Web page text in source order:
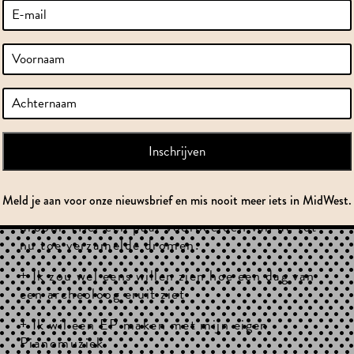
weken onderweg in Amsterdam West. En wat
zijn er al veel mooie en uiteenlopende
dromen gevangen. Jongeren worden
geprikkeld om over hun wensen in de
toekomst na te denken en toch in deze lastige
tijd even de fantasie de vrije loop te laten.
Dit lukt al aardig. Er zijn enerzijds jongeren
die aangeven dat zij druk bezig zijn met hun
studie en daarna pas kunnen dromen. En
anderzijds jongeren die in geur en kleur
kunnen vertellen over hun droom en de
stappen richting de werkelijkheid van deze
droom. Hier een paar voorbeelden van de tot
nu toe verzamelde dromen:
+ Ik zou wel eens willen zien hoe een dag van
een archeoloog eruit ziet
+ Ik wil een EP maken met mijn eigen
Pianomuziek
Meld je aan voor onze nieuwsbrief en mis nooit meer iets in MidWest.